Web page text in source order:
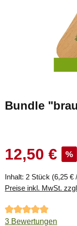
Bundle
Verkaufspreis:
12,50 € %
Inhalt: 2 Stück (6,25 €
Preise inkl. MwSt.
Durchschnittliche
3 Bewertungen